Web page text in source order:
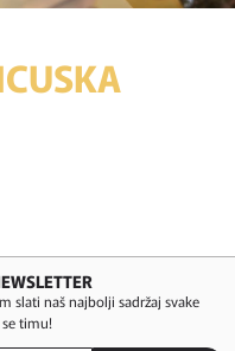
slati naš najbolji sadržaj svake
timu!